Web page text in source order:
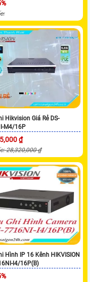
Hikvision Giá Rẻ DS-
M4/16P
₫
28,320,000 ₫
Hình IP 16 Kênh HIKVISION
I4/16P(B)